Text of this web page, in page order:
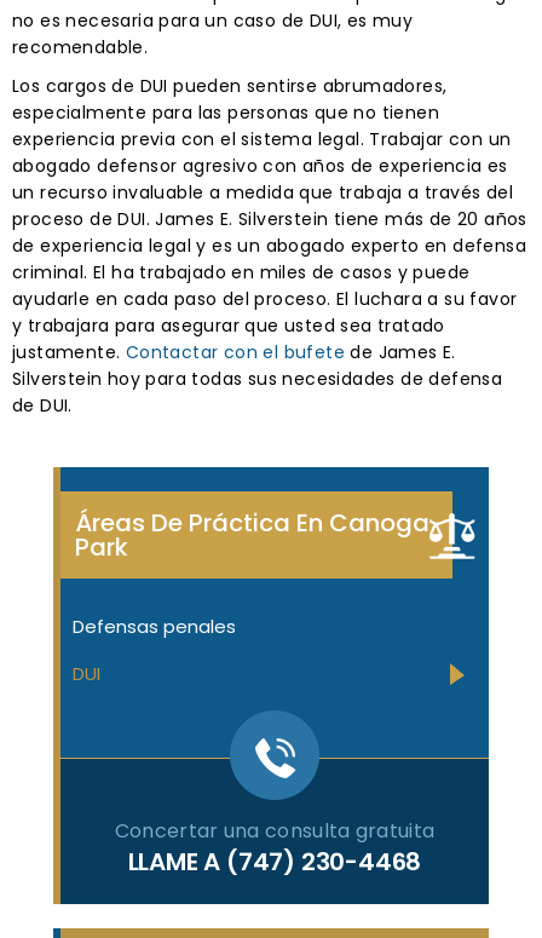
no es necesaria para un caso de DUI, es muy
recomendable.
Los cargos de DUI pueden sentirse abrumadores,
especialmente para las personas que no tienen
experiencia previa con el sistema legal. Trabajar con un
abogado defensor agresivo con años de experiencia es
un recurso invaluable a medida que trabaja a través del
proceso de DUI. James E. Silverstein tiene más de 20 años
de experiencia legal y es un abogado experto en defensa
criminal. El ha trabajado en miles de casos y puede
ayudarle en cada paso del proceso. El luchara a su favor
y trabajara para asegurar que usted sea tratado
justamente. Contactar con el bufete de James E.
Silverstein hoy para todas sus necesidades de defensa
de DUI.
Áreas De Práctica En Canoga
Park
Defensas penales
DUI
Concertar una consulta gratuita
LLAME A (747) 230-4468